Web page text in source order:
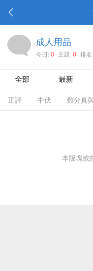
成人用品
今日: 0 主題: 0 排名:
全部 最新
正評 中伏 難分真
本版塊或